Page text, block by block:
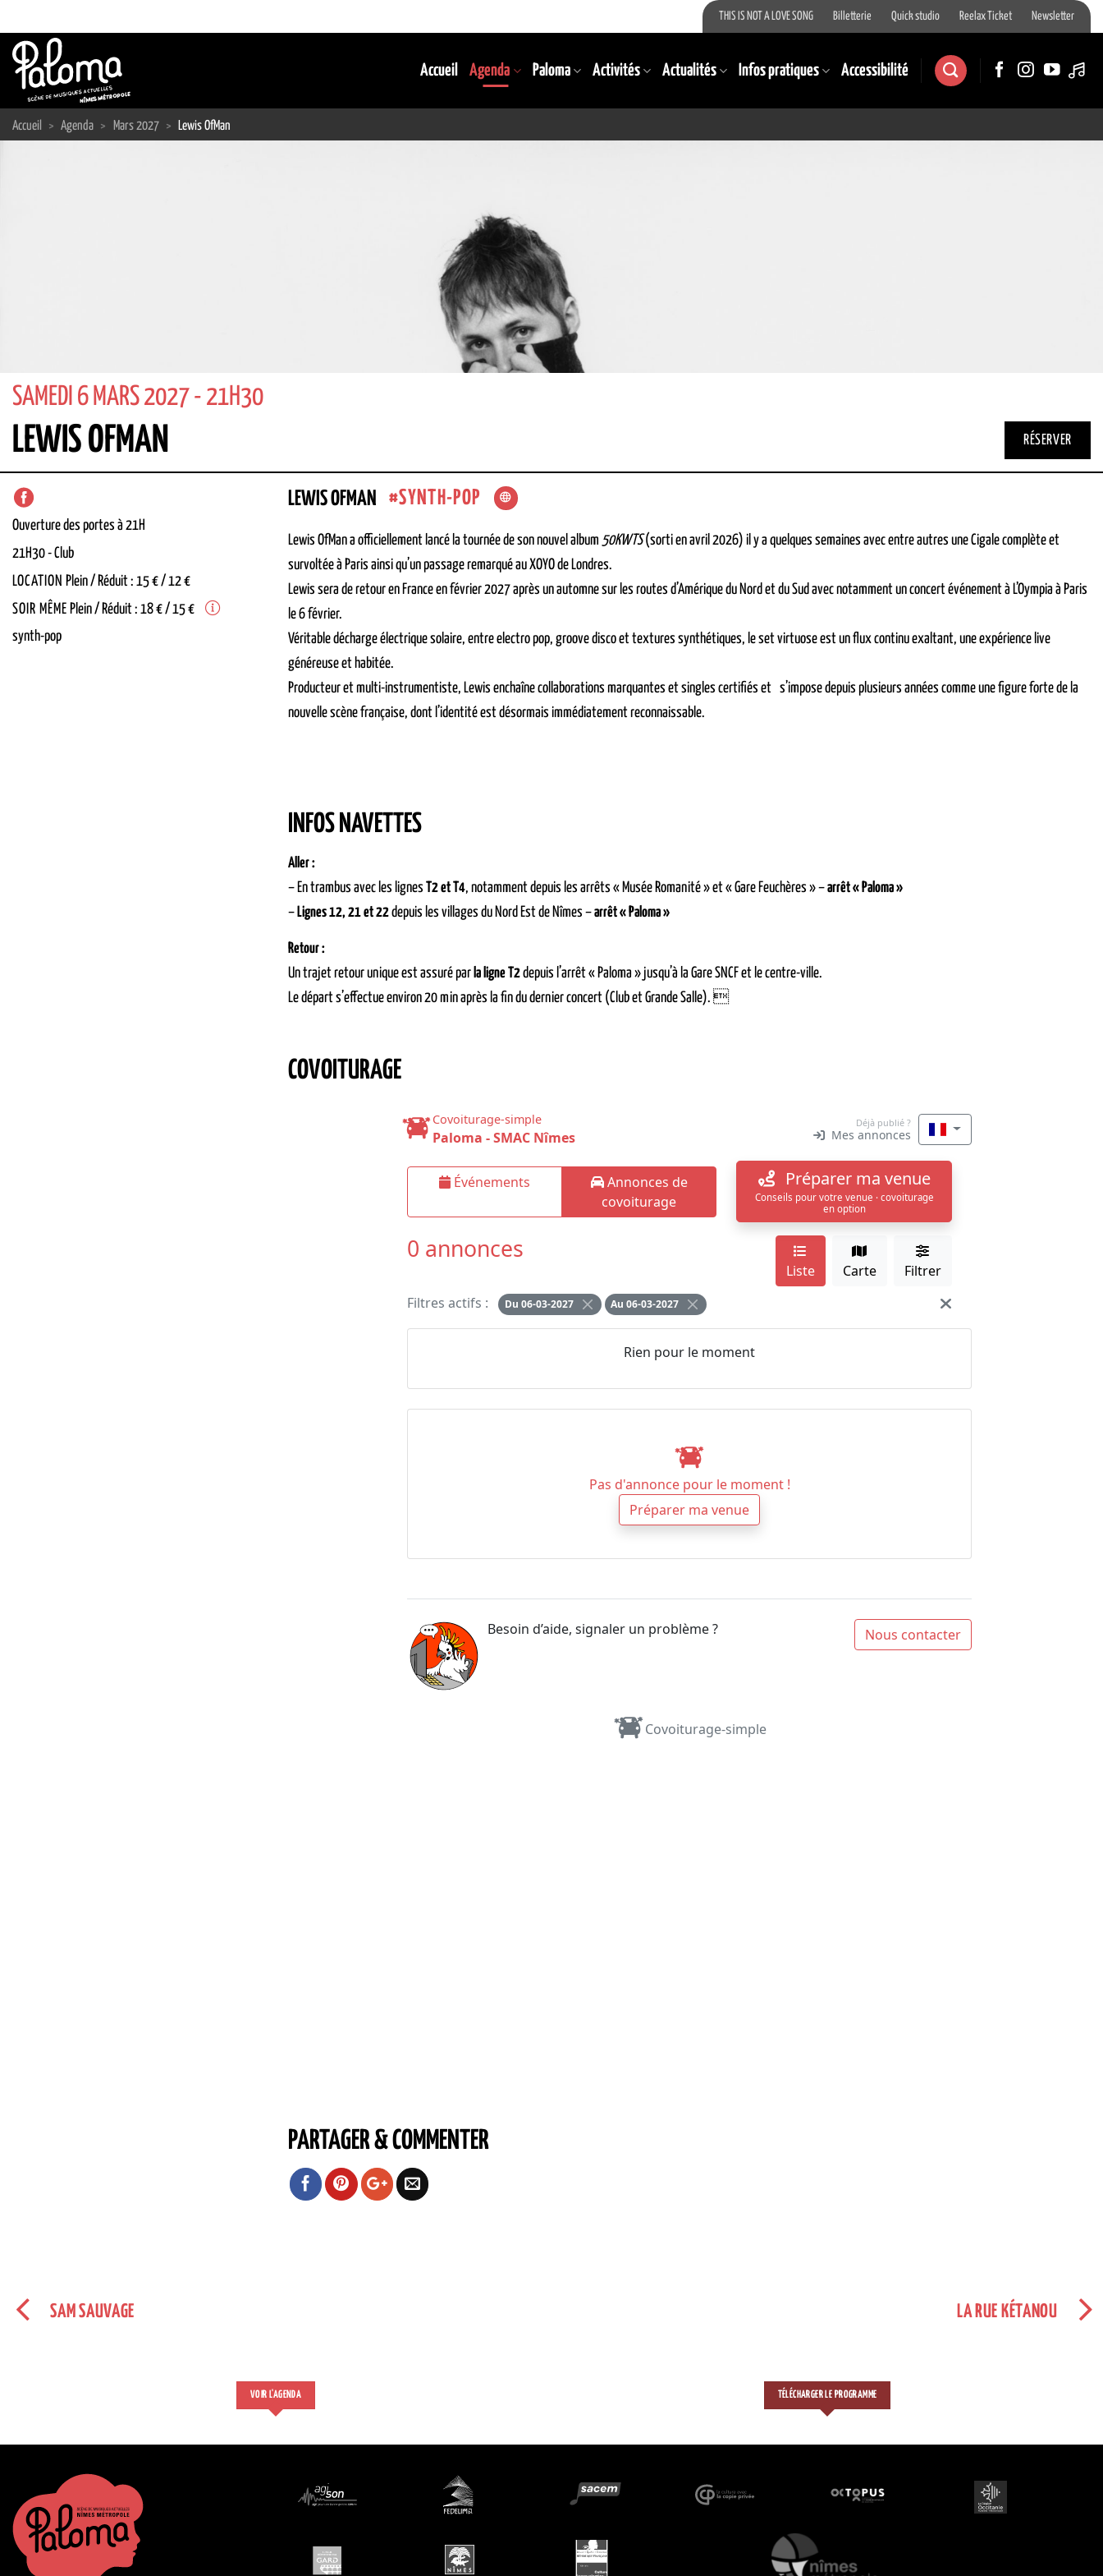
au
contenu
THIS IS NOT A LOVE SONG Billetterie Quick studio Reelax Ticket Newsletter
Accueil Agenda Paloma Activités Actualités Infos pratiques Accessibilité
Accueil > Agenda > Mars 2027 > Lewis OfMan
SAMEDI 6 MARS 2027 - 21H30
LEWIS OFMAN RÉSERVER
Ouverture des portes à 21H
21H30-Club
LOCATION Plein / Réduit : 15 € / 12 €
SOIR MÊME Plein / Réduit : 18 € / 15 €
synth-pop
LEWIS OFMAN SYNTH-POP
Lewis OfMan a officiellement lancé la tournée de son nouvel album 50KWTS(sorti en avril 2026) il y a quelques semaines avec entre autres une Cigale complète et
survoltée à Paris ainsi qu’un passage remarqué au XOYO de Londres.
Lewis sera de retour en France en février 2027 après un automne sur les routes d’Amérique du Nord et du Sud avec notamment un concert événement à L’Oympia à Paris
le 6 février.
Véritable décharge électrique solaire, entre electro pop, groove disco et textures synthétiques, le set virtuose est un flux continu exaltant, une expérience live
généreuse et habitée.
Producteur et multi-instrumentiste, Lewis enchaîne collaborations marquantes et singles certifiés et s’impose depuis plusieurs années comme une figure forte de la
nouvelle scène française, dont l’identité est désormais immédiatement reconnaissable.
INFOS NAVETTES
Aller :
– En trambus avec les lignes
T2 et T4, notamment depuis les arrêts « Musée Romanité » et « Gare Feuchères » –arrêt « Paloma »
– Lignes 12, 21 et 22depuis les villages du Nord Est de Nîmes –arrêt « Paloma »
Retour :
Un trajet retour unique est assuré par la ligne T2depuis l’arrêt « Paloma » jusqu’à la Gare SNCF et le centre-ville.
Le départ s’effectue environ 20 min après la fin du dernier concert (Club et Grande Salle). 
COVOITURAGE
PARTAGER & COMMENTER
SAM SAUVAGE LA RUE KÉTANOU
VOIR L'AGENDA TÉLÉCHARGER LE PROGRAMME